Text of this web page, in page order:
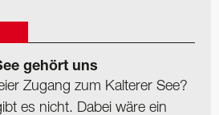
gehört uns
Zugang zum Kalterer See?
es nicht. Dabei wäre ein